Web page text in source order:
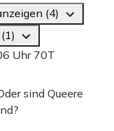
(4)
Uhr 70T
sind Queere